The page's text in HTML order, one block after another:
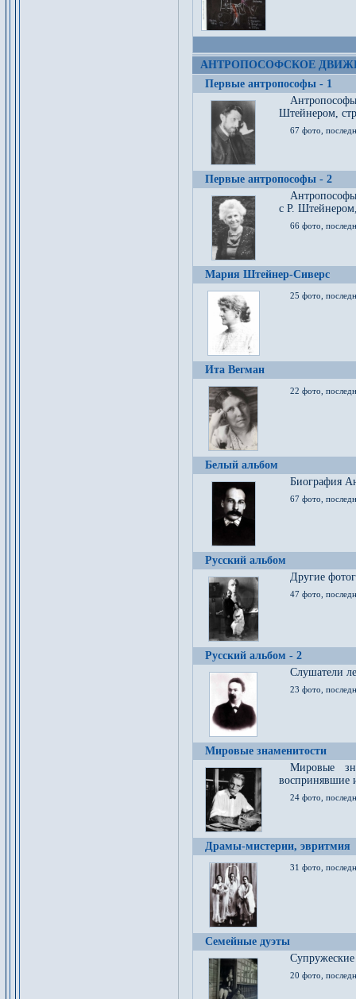
АНТРОПОСОФСКОЕ
Первые антропософы - 1
Штейнером,
67 фото,
Первые антропософы - 2
с Р.
66 фото,
Мария Штейнер-Сиверс
25 фото,
Ита Вегман
22 фото,
Белый альбом
Биография
67 фото,
Русский альбом
Другие
47 фото,
Русский альбом - 2
Cлушатели
23 фото,
Мировые знаменитости
Мировые
воспринявшие
24 фото,
Драмы-мистерии, эвритмия
31 фото,
Семейные дуэты
20 фото,